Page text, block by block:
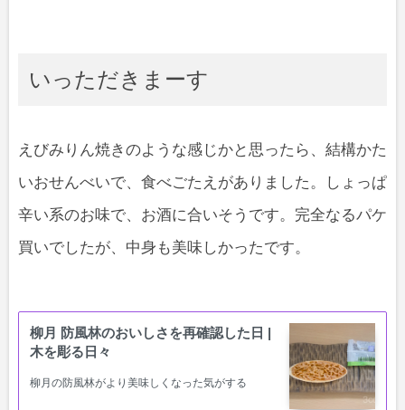
いっただきまーす
えびみりん焼きのような感じかと思ったら、結構かた
いおせんべいで、食べごたえがありました。しょっぱ
辛い系のお味で、お酒に合いそうです。完全なるパケ
買いでしたが、中身も美味しかったです。
柳月 防風林のおいしさを再確認した日 |
木を彫る日々
柳月の防風林がより美味しくなった気がする